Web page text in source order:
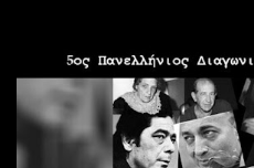
πρεσβίας Τσεχίας όπως επίσης
Πειραιώς και νήσων και της
Ελλήνων Σκηνοθετών και της
παγκόσμιο φεστιβάλ ταινιών